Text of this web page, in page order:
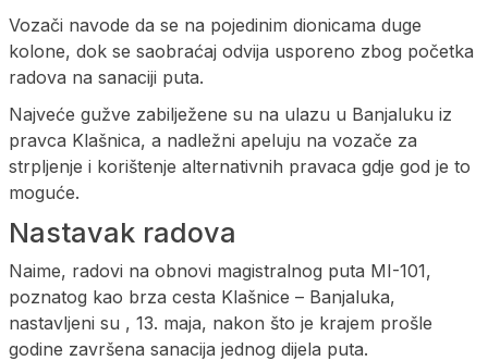
Vozači navode da se na pojedinim dionicama duge
kolone, dok se saobraćaj odvija usporeno zbog početka
radova na sanaciji puta.
Najveće gužve zabilježene su na ulazu u Banjaluku iz
pravca Klašnica, a nadležni apeluju na vozače za
strpljenje i korištenje alternativnih pravaca gdje god je to
moguće.
Nastavak radova
Naime, radovi na obnovi magistralnog puta MI-101,
poznatog kao brza cesta Klašnice – Banjaluka,
nastavljeni su , 13. maja, nakon što je krajem prošle
godine završena sanacija jednog dijela puta.